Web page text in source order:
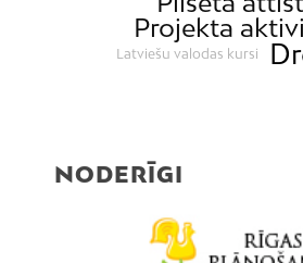
Projekta
Latviešu valodas kursi
NODERĪGI